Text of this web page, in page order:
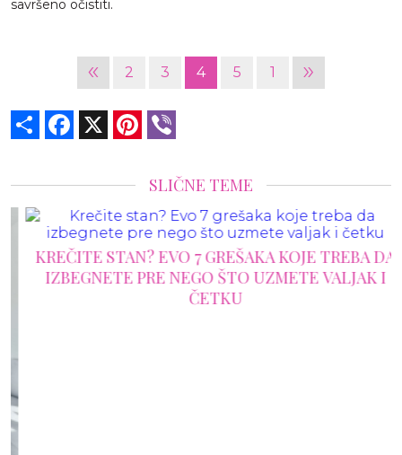
savršeno očistiti.
« 2 3 4 5 1 »
Share Facebook Pinterest
SLIČNE TEME
KREČITE STAN? EVO 7 GREŠAKA KOJE TREBA DA
IZBEGNETE PRE NEGO ŠTO UZMETE VALJAK I
ČETKU